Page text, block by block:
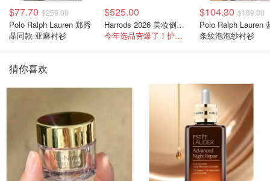
$77.70 $259.00
Polo Ralph Lauren 郑秀
晶同款 亚麻衬衫
$525.00
Harrods 2026 美妆倒数日历
今年选品夯爆了！护肤全线都很绝
$104.30 $189.00
Polo Ralph Lauren
条纹泡泡纱衬衫
猜你喜欢